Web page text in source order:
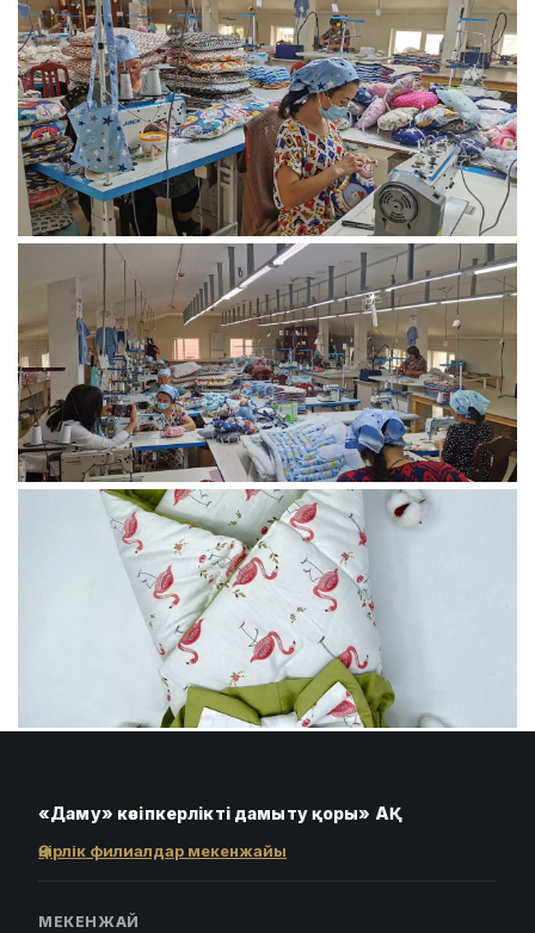
«Даму» кәсіпкерлікті дамыту қоры» АҚ
Өңірлік филиалдар мекенжайы
МЕКЕНЖАЙ